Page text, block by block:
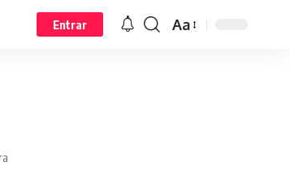
Entrar Aa